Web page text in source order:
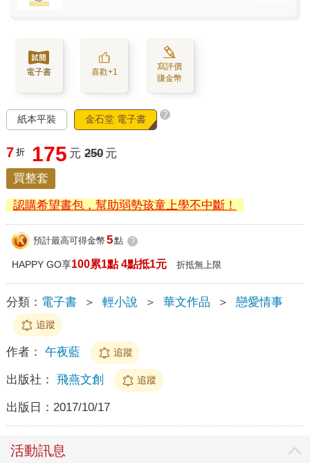
電子書 喜歡+1
寫評價
賺金幣
紙本平裝 金石堂 電子書 ?
7 折 175 元 250 元
買整套
認購希望書包，幫助弱勢孩童上學不中斷！
預計最高可得金幣 5點 ?
HAPPY GO享100累1點 4點抵1元 折抵無上限
分類： 電子書 ＞ 輕小說 ＞ 華文作品 ＞ 戀愛情事
追蹤
作者： 午夜藍 追蹤
出版社： 飛燕文創 追蹤
出版日： 2017/10/17
活動訊息